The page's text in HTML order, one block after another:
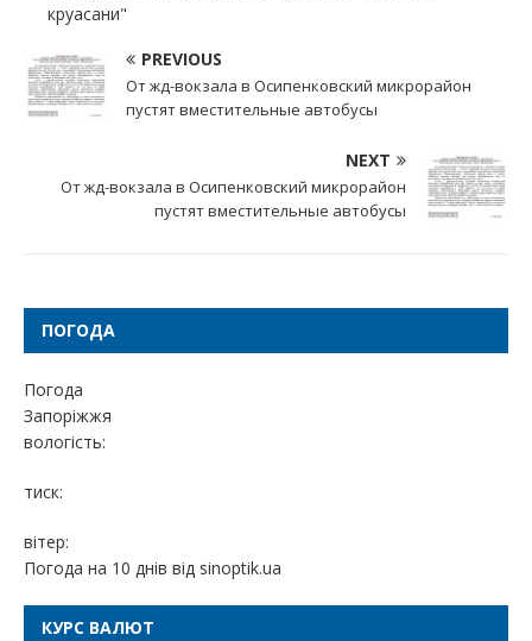
круасани"
PREVIOUS
От жд-вокзала в Осипенковский микрорайон
пустят вместительные автобусы
NEXT
От жд-вокзала в Осипенковский микрорайон
пустят вместительные автобусы
ПОГОДА
Погода
Запоріжжя
вологість:
тиск:
вітер:
Погода на 10 днів від sinoptik.ua
КУРС ВАЛЮТ